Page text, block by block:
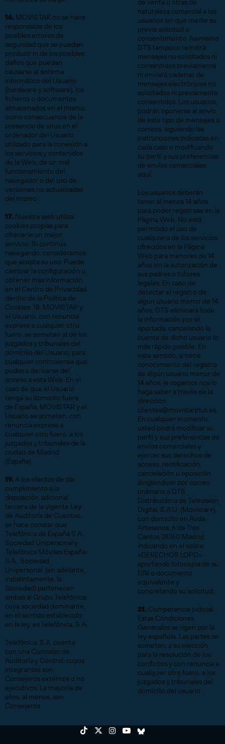
16. MOVISTAR no se hace
responsable de los
posibles errores de
seguridad que se puedan
producir ni de los posibles
daños que puedan
causarse al sistema
informático del Usuario
(hardware y software), los
ficheros o documentos
almacenados en el mismo,
como consecuencia de la
presencia de virus en el
ordenador del Usuario
utilizado para la conexión a
los servicios y contenidos
de la Web, de un mal
funcionamiento del
navegador o del uso de
versiones no actualizadas
del mismo.
17. Nuestra web utiliza
cookies propias para
ofrecerle un mejor
servicio. Si continúa
navegando, consideramos
que acepta su uso. Puede
cambiar la configuración u
obtener más información
en el Centro de Privacidad
dentro de la Política de
Cookies. 18. MOVISTAR y
el Usuario, con renuncia
expresa a cualquier otro
fuero, se someten al de los
juzgados y tribunales del
domicilio del Usuario, para
cualquier controversia que
pudiera derivarse del
acceso a esta Web. En el
caso de que el Usuario
tenga su domicilio fuera
de España, MOVISTAR y el
Usuario se someten, con
renuncia expresa a
cualquier otro fuero, a los
juzgados y tribunales de la
ciudad de Madrid
(España).
19.A los efectos de dar
cumplimiento a la
disposición adicional
tercera de la vigente Ley
de Auditoría de Cuentas,
se hace constar que
Telefónica de España S.A.,
Sociedad Unipersonal y
Telefónica Móviles España
S.A., Sociedad
Unipersonal, (en adelante,
indistintamente, la
Sociedad) pertenecen
ambas al Grupo Telefónica,
cuya sociedad dominante,
en el sentido establecido
en la ley, es Telefónica, S.A.
Telefónica, S.A. cuenta
con una Comisión de
Auditoría y Control, cuyos
integrantes son
Consejeros externos o no
ejecutivos. La mayoría de
ellos, al menos, son
Consejeros
de venta u otras de
naturaleza comercial a los
usuarios sin que medie su
previa solicitud o
consentimiento. Asimismo
DTS tampoco remitirá
mensajes no solicitados ni
consentidos previamente
ni enviará cadenas de
mensajes electrónicos no
solicitados ni previamente
consentidos. Los usuarios,
podrán oponerse al envío
de este tipo de mensajes o
correos, siguiendo las
instrucciones indicadas en
cada caso o modificando
su perfil y sus preferencias
de envíos comerciales
aquí.
Los usuarios deberán
tener al menos 14 años
para poder registrase en la
Página Web. No está
permitido el uso de
cualquiera de los servicios
ofrecidos en la Página
Web para menores de 14
años sin la autorización de
sus padres o tutores
legales. En caso de
detectar el registro de
algún usuario menor de 14
años, DTS eliminará toda
la información por él
aportada, cancelando la
cuenta de dicho usuario lo
más rápido posible. En
este sentido, si tiene
conocimiento del registro
de algún usuario menor de
14 años, le rogamos nos lo
haga saber a través de la
dirección
clientes@movistarplus.es.
En cualquier momento,
usted podrá modificar su
perfil y sus preferencias de
envíos comerciales y
ejercer sus derechos de
acceso, rectificación,
cancelación u oposición
dirigiéndose por correo
ordinario a DTS
Distribuidora de Televisión
Digital, S.A.U. (Movistar+),
con domicilio en Avda.
Artesanos, 6 de Tres
Cantos 28760 Madrid,
indicando en el sobre:
«DERECHOS LOPD»
aportando fotocopia de su
DNI o documento
equivalente y
concretando su solicitud.
21. Competencia judicial.
Estas Condiciones
Generales se rigen por la
ley española. Las partes se
someten, a su elección,
para la resolución de los
conflictos y con renuncia a
cualquier otro fuero, a los
juzgados y tribunales del
domicilio del usuario.